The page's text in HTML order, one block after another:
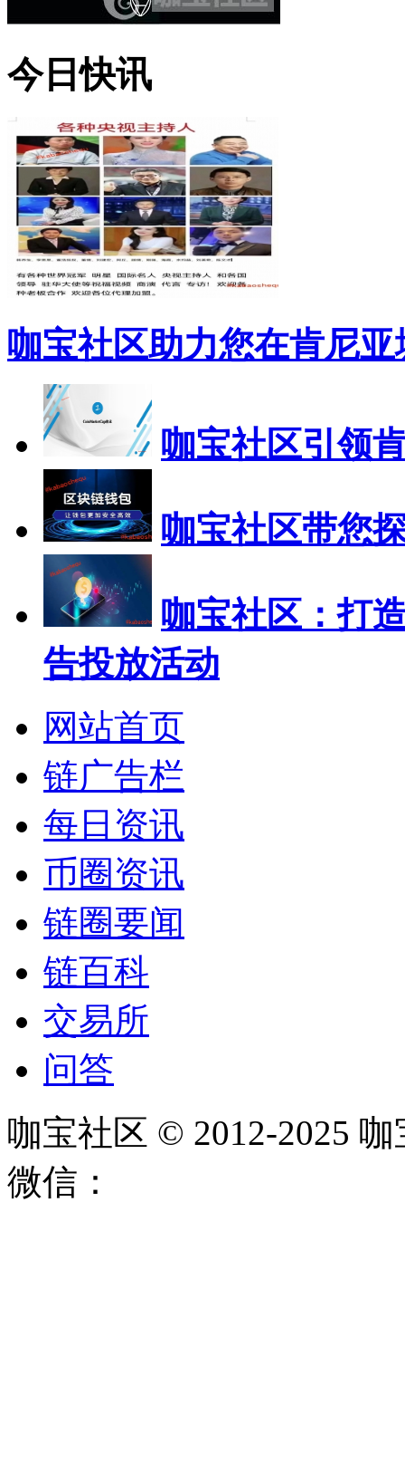
今日快讯
咖宝社区助力您在肯尼
咖宝社区引领
咖宝社区带您
咖宝社区：打
告投放活动
网站首页
链广告栏
每日资讯
币圈资讯
链圈要闻
链百科
交易所
问答
咖宝社区 © 2012-2025
微信：